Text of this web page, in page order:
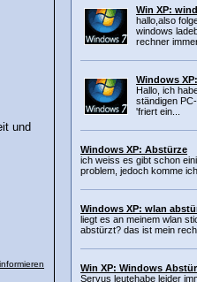
und
Win XP:
hallo,also
windows
rechner
Windows
Hallo, ich
ständigen
'friert ein...
Windows XP: Abstürze
ich weiss es gibt schon
problem, jedoch komme
Windows XP: wlan
liegt es an meinem wlan
abstürzt? das ist mein
Win XP: Windows
Servus leutehabe leider